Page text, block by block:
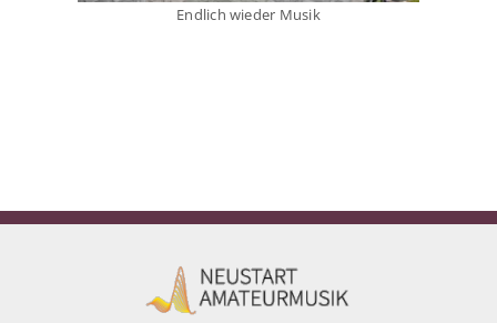
Endlich wieder Musik